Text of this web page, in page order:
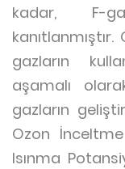
kadar, F-
gazların
aşamalı
gazların
Ozon
Isınma